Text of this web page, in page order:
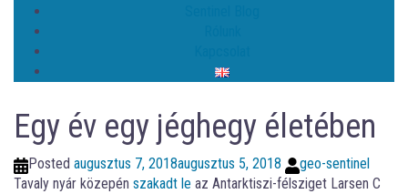
Egy év egy jéghegy életében
Posted augusztus 7, 2018augusztus 5, 2018
geo-sentinel
Tavaly nyár közepén szakadt le az Antarktiszi-félsziget Larsen C